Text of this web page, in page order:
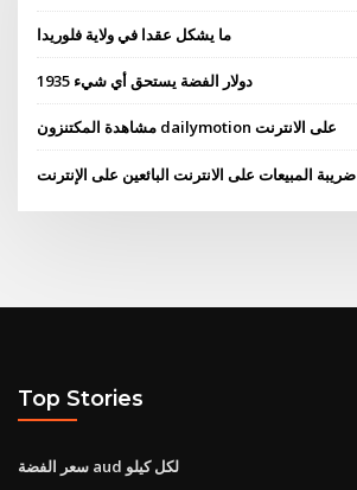
ما يشكل عقدا في ولاية فلوريدا
1935 دولار الفضة يستحق أي شيء
مشاهدة المكتنزون dailymotion على الانترنت
ضريبة المبيعات على الانترنت البائعين على الإنترنت
Top Stories
سعر الفضة aud لكل كيلو